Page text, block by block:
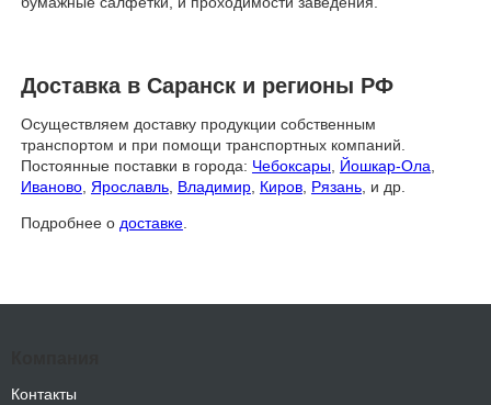
Доставка в Саранск и регионы РФ
Осуществляем доставку продукции собственным
транспортом и при помощи транспортных компаний.
Постоянные поставки в города: Чебоксары, Йошкар-Ола
Иваново, Ярославль, Владимир, Киров, Рязань, и др.
Подробнее о доставке.
Контакты